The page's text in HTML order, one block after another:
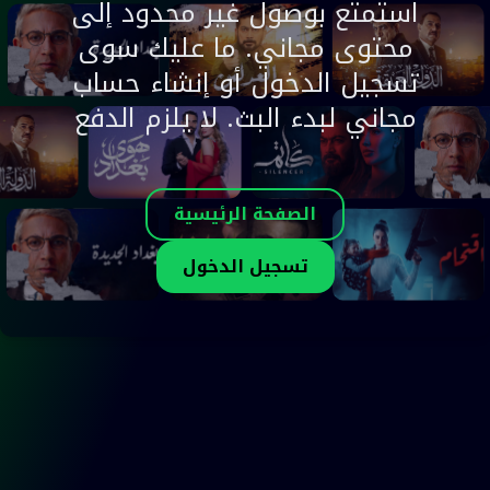
استمتع بوصول غير محدود إلى
محتوى مجاني. ما عليك سوى
تسجيل الدخول أو إنشاء حساب
مجاني لبدء البث. لا يلزم الدفع
الصفحة الرئيسية
تسجيل الدخول